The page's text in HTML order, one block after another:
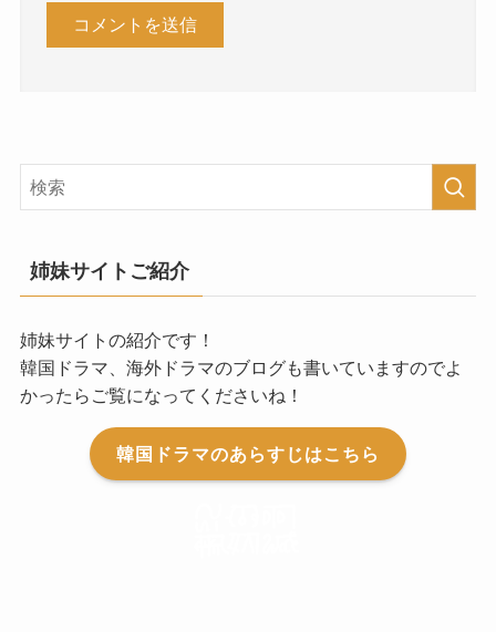
姉妹サイトご紹介
姉妹サイトの紹介です！
韓国ドラマ、海外ドラマのブログも書いていますのでよ
かったらご覧になってくださいね！
韓国ドラマのあらすじはこちら